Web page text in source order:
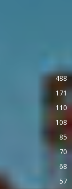
488
171
110
108
85
70
68
57